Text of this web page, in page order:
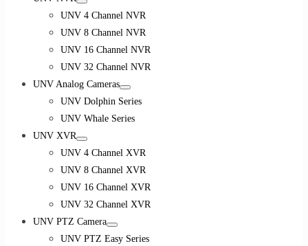
UNV 4 Channel NVR
UNV 8 Channel NVR
UNV 16 Channel NVR
UNV 32 Channel NVR
UNV Analog Cameras
UNV Dolphin Series
UNV Whale Series
UNV XVR
UNV 4 Channel XVR
UNV 8 Channel XVR
UNV 16 Channel XVR
UNV 32 Channel XVR
UNV PTZ Camera
UNV PTZ Easy Series